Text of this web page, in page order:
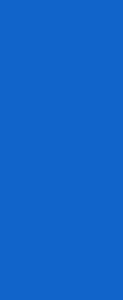
ဝန်ကြီးဌာန
ကြီးဌာန
ကြီးဌာန
သူ့အင်အား